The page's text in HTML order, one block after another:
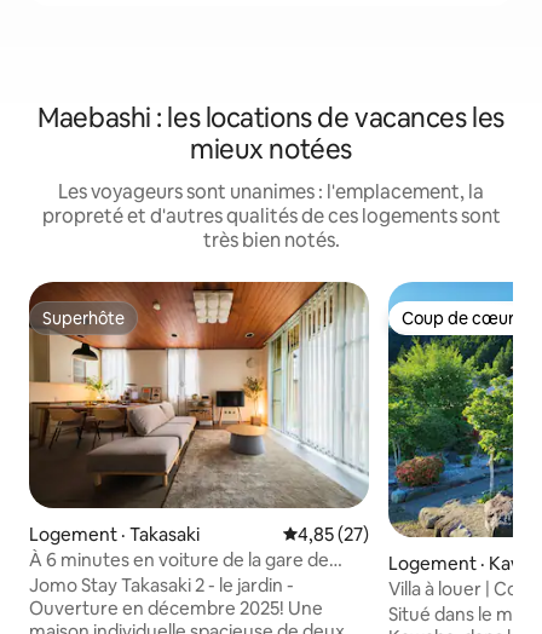
Maebashi : les locations de vacances les
mieux notées
Les voyageurs sont unanimes : l'emplacement, la
propreté et d'autres qualités de ces logements sont
très bien notés.
Superhôte
Superhôte
Logement · Takasaki Note moyenne de 4,85 sur 5,
4,85 (27)
À 6 minutes en voiture de la gare de
Takasaki | 3 étages, 4 chambres à
coucher | Maison individuelle au style
rétro moderne | Voyage d'agrément aux
Jomo Stay Takasaki 2 - le jardin -
Ouverture en décembre 2025! Une
Coup de cœur
Coup de cœur
Logement ·
Villa à louer |
6 personnes | Ciel
Situé dans le